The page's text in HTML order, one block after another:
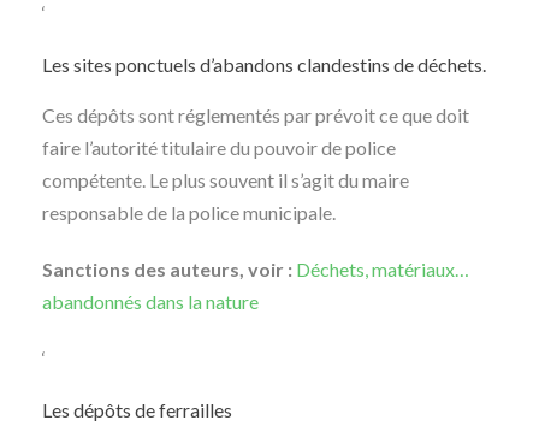
‘
Les sites ponctuels d’abandons clandestins de déchets.
Ces dépôts sont réglementés par prévoit ce que doit
faire l’autorité titulaire du pouvoir de police
compétente. Le plus souvent il s’agit du maire
responsable de la police municipale.
Sanctions des auteurs, voir : Déchets, matériaux…
abandonnés dans la nature
‘
Les dépôts de ferrailles